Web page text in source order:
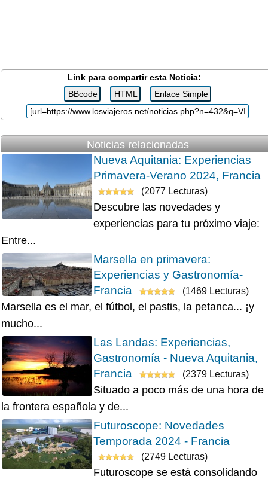
Link para compartir esta Noticia:
Noticias relacionadas
Nueva Aquitania: Experiencias
Primavera-Verano 2024, Francia
(2077 Lecturas)
Descubre las novedades y
experiencias para tu próximo viaje:
Entre...
Marsella en primavera:
Experiencias y Gastronomía-
Francia
(1469 Lecturas)
Marsella es el mar, el fútbol, el pastis, la petanca... ¡y
mucho...
Las Landas: Experiencias,
Gastronomía - Nueva Aquitania,
Francia
(2379 Lecturas)
Situado a poco más de una hora de
la frontera española y de...
Futuroscope: Novedades
Temporada 2024 - Francia
(2749 Lecturas)
Futuroscope se está consolidando